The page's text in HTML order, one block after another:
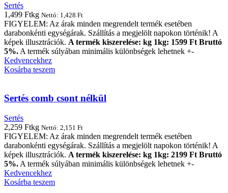
Sertés
1,499 Ftkg Nettó: 1,428 Ft
FIGYELEM: Az árak minden megrendelt termék esetében
darabonkénti egységárak. Szállítás a megjelölt napokon történik! A
képek illusztrációk. A termék kiszerelése: kg 1kg: 1599 Ft Bruttó
5%. A termék súlyában minimális különbségek lehetnek +-
Kedvencekhez
Kosárba teszem
Sertés comb csont nélkül
Sertés
2,259 Ftkg Nettó: 2,151 Ft
FIGYELEM: Az árak minden megrendelt termék esetében
darabonkénti egységárak. Szállítás a megjelölt napokon történik! A
képek illusztrációk. A termék kiszerelése: kg 1kg: 2199 Ft Bruttó
5%. A termék súlyában minimális különbségek lehetnek +-
Kedvencekhez
Kosárba teszem